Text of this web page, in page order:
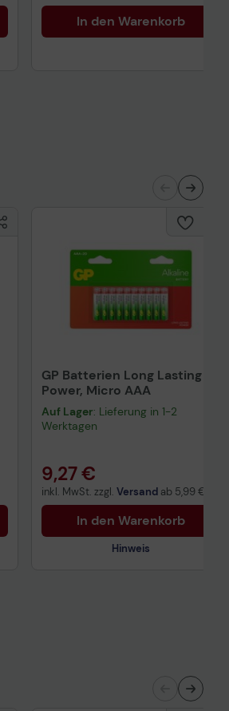
In den Warenkorb
GP Batterien Long Lasting
Power, Micro AAA
Auf Lager: Lieferung in 1-2
Werktagen
9,27 €
inkl. MwSt. zzgl. Versand ab 5,99 €
In den Warenkorb
Hinweis